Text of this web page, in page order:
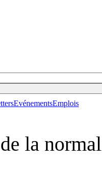
EvénementsEmplois
la